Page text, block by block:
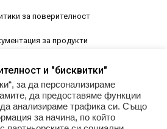
за поверителност
за продукти
Промоции
Гел лак
и "бисквитки"
за да персонализираме
да предоставяме функции
анализираме трафика си. Също
за начина, по който